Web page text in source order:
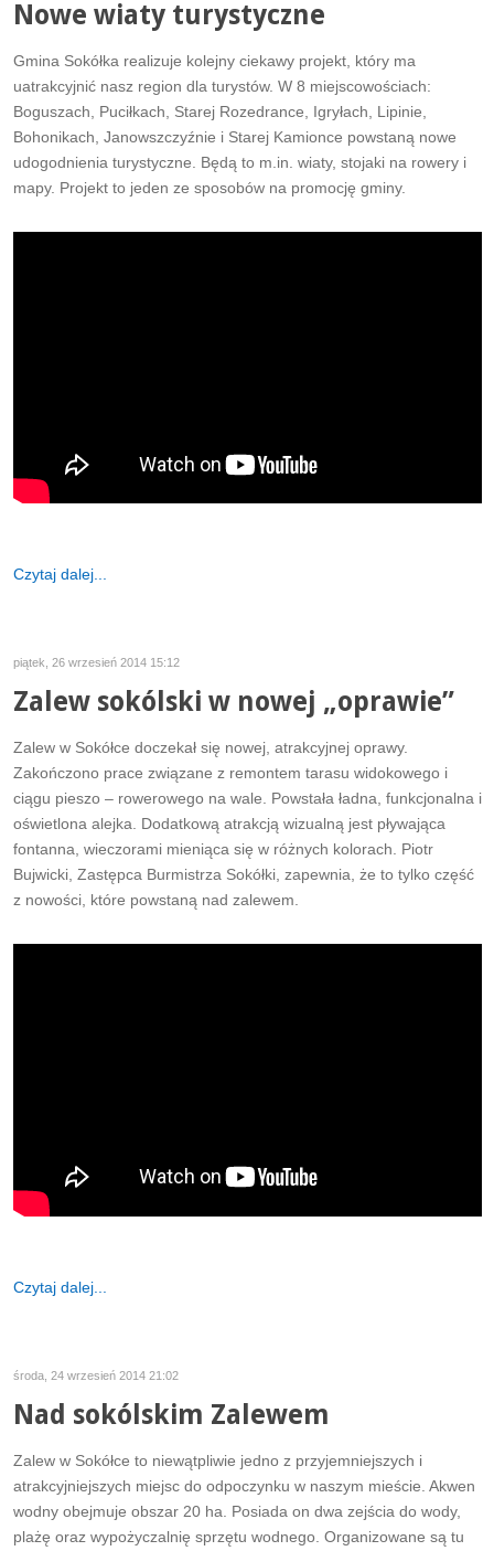
Nowe wiaty turystyczne
Gmina Sokółka realizuje kolejny ciekawy projekt, który ma
uatrakcyjnić nasz region dla turystów. W 8 miejscowościach:
Boguszach, Puciłkach, Starej Rozedrance, Igryłach, Lipinie,
Bohonikach, Janowszczyźnie i Starej Kamionce powstaną nowe
udogodnienia turystyczne. Będą to m.in. wiaty, stojaki na rowery i
mapy. Projekt to jeden ze sposobów na promocję gminy.
Czytaj dalej...
piątek, 26 wrzesień 2014 15:12
Zalew sokólski w nowej „oprawie”
Zalew w Sokółce doczekał się nowej, atrakcyjnej oprawy.
Zakończono prace związane z remontem tarasu widokowego i
ciągu pieszo – rowerowego na wale. Powstała ładna, funkcjonalna i
oświetlona alejka. Dodatkową atrakcją wizualną jest pływająca
fontanna, wieczorami mieniąca się w różnych kolorach. Piotr
Bujwicki, Zastępca Burmistrza Sokółki, zapewnia, że to tylko część
z nowości, które powstaną nad zalewem.
Czytaj dalej...
środa, 24 wrzesień 2014 21:02
Nad sokólskim Zalewem
Zalew w Sokółce to niewątpliwie jedno z przyjemniejszych i
atrakcyjniejszych miejsc do odpoczynku w naszym mieście. Akwen
wodny obejmuje obszar 20 ha. Posiada on dwa zejścia do wody,
plażę oraz wypożyczalnię sprzętu wodnego. Organizowane są tu